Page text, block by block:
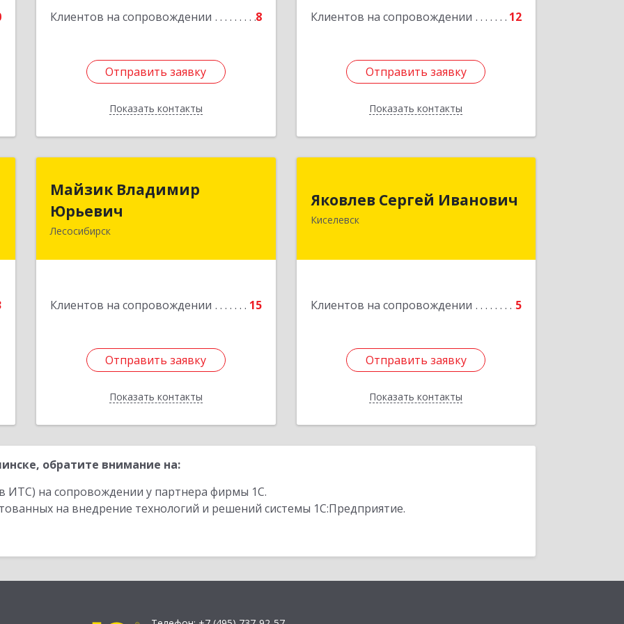
Клиентов на сопровождении 8
Отправить заявку
Показать контакты
Отправить заявку
Назад
Клиентов на сопровождении 12
Отправить заявку
Показать контакты
Отправить заявку
Назад
Майзик Владимир
Юрьевич
Лесосибирск
Клиентов на сопровождении 15
Отправить заявку
Показать контакты
Юрьевич
Отправить заявку
Назад
Яковлев Сергей Иванович
Киселевск
Клиентов на сопровождении 5
Отправить заявку
Показать контакты
650002, Кемеровская обл, г.Кемерово,
пр-т Шахтеров, дом № 90, кв.104
Подробнее
Отправить заявку
Назад
обратите внимание на:
ИТС) на сопровождении у партнера фирмы 1С.
на внедрение технологий и решений системы 1С:Предприятие.